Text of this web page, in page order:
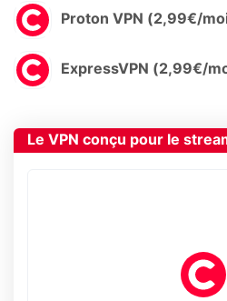
Proton VPN (2,99€/
ExpressVPN (2,99€/
Le VPN conçu pour le